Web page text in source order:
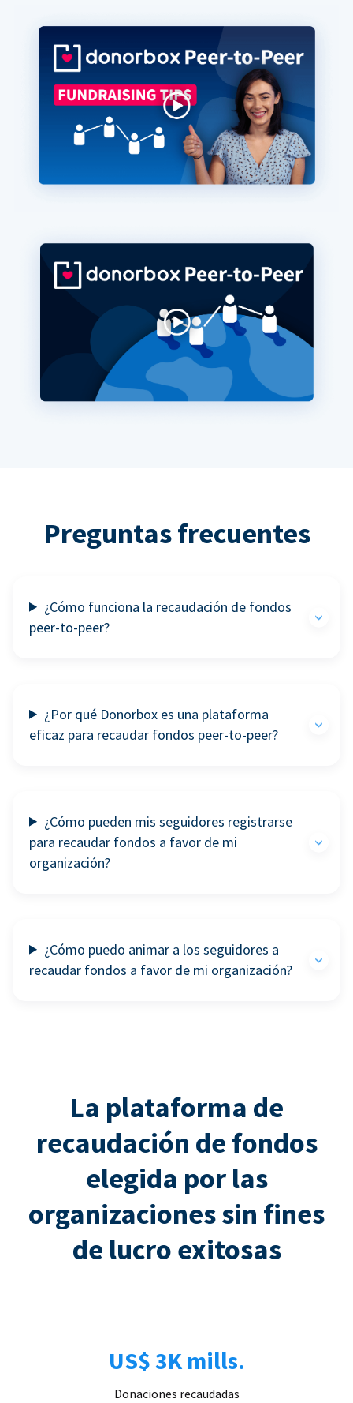
Preguntas frecuentes
¿Cómo funciona la recaudación de fondos
peer-to-peer?
¿Por qué Donorbox es una plataforma
eficaz para recaudar fondos peer-to-peer?
¿Cómo pueden mis seguidores registrarse
para recaudar fondos a favor de mi
organización?
¿Cómo puedo animar a los seguidores a
recaudar fondos a favor de mi organización?
La plataforma de
recaudación de fondos
elegida por las
organizaciones sin fines
de lucro exitosas
US$ 3K mills.
Donaciones recaudadas